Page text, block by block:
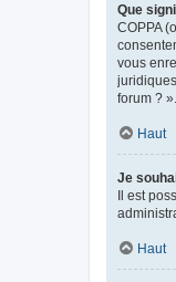
Que
COPPA
vous
forum ? ».
Haut
Je
Il est
Haut